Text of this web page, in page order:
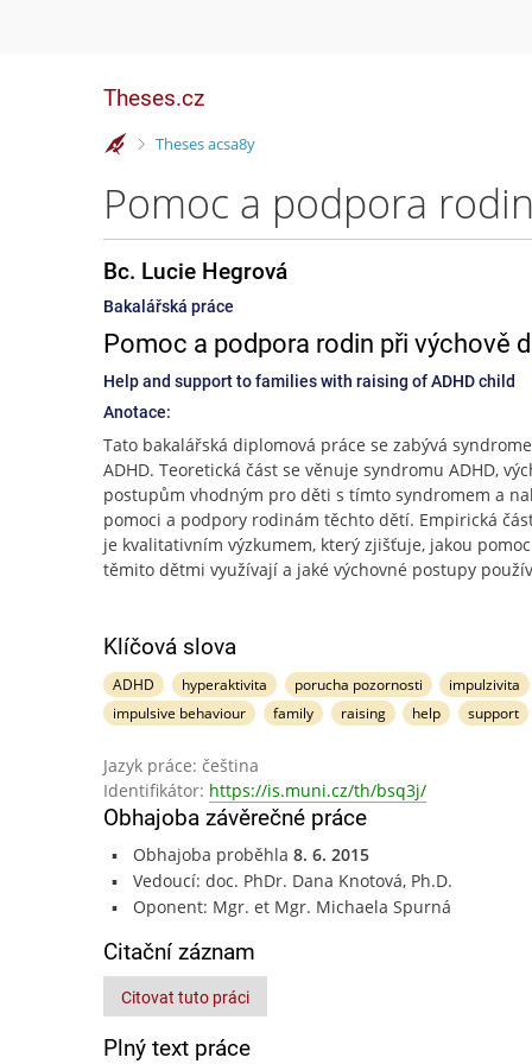
Theses.cz
>
Theses acsa8y
Bc. Lucie Hegrová
Bakalářská práce
Pomoc a podpora rodin při výchově
Help and support to families with raising of ADHD child
Anotace:
Tato bakalářská diplomová práce se zabývá
ADHD. Teoretická část se věnuje syndromu ADHD,
postupům vhodným pro děti s tímto syndromem a
pomoci a podpory rodinám těchto dětí. Empirická
je kvalitativním výzkumem, který zjišťuje, jakou
těmito dětmi využívají a jaké výchovné postupy
Klíčová slova
ADHD hyperaktivita porucha pozornosti
impulzivita
impulsive behaviour
family raising help support
Jazyk práce: čeština
Identifikátor: https://is.muni.cz/th/bsq3j/
Obhajoba závěrečné práce
Obhajoba proběhla 8. 6. 2015
Vedoucí: doc. PhDr. Dana Knotová, Ph.D.
Oponent: Mgr. et Mgr. Michaela Spurná
Citační záznam
Citovat tuto práci
Plný text práce